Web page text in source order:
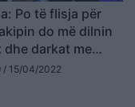
Po të flisja për
do më dilnin
dhe darkat me
/ 15/04/2022